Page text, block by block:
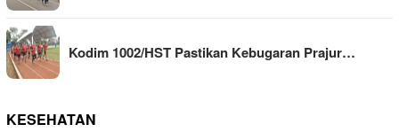
Kodim 1002/HST Pastikan Kebugaran Prajur…
KESEHATAN